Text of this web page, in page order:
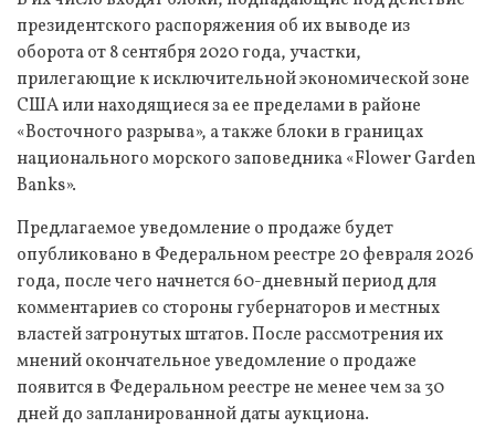
президентского распоряжения об их выводе из
оборота от 8 сентября 2020 года, участки,
прилегающие к исключительной экономической зоне
США или находящиеся за ее пределами в районе
«Восточного разрыва», а также блоки в границах
национального морского заповедника «Flower Garden
Banks».
Предлагаемое уведомление о продаже будет
опубликовано в Федеральном реестре 20 февраля 2026
года, после чего начнется 60-дневный период для
комментариев со стороны губернаторов и местных
властей затронутых штатов. После рассмотрения их
мнений окончательное уведомление о продаже
появится в Федеральном реестре не менее чем за 30
дней до запланированной даты аукциона.